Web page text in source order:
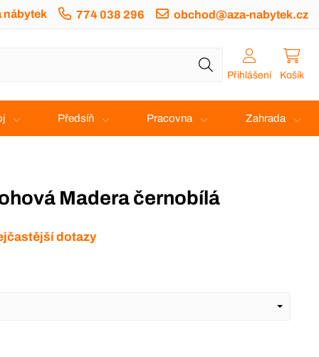
nábytek 774 038 296 obchod@aza-nabytek.cz
Přihlášení Košík
Předsíň Pracovna Zahrada
Madera černobílá
dotazy